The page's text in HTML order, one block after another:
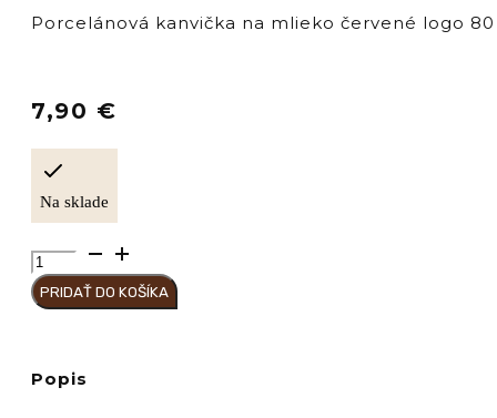
Porcelánová kanvička na mlieko červené logo
7,90 €
Na sklade
množstvo
Hausbrandt
Porcelánová
mlieko
80
PRIDAŤ DO KOŠÍKA
Popis